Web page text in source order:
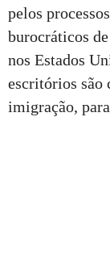
pelos
burocráticos
nos Estados
escritórios são
imigração,